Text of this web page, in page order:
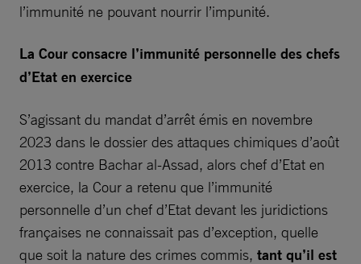
l’immunité ne pouvant nourrir l’impunité.
La Cour consacre l’immunité personnelle des chefs
d’Etat en exercice
S’agissant du mandat d’arrêt émis en novembre
2023 dans le dossier des attaques chimiques d’août
2013 contre Bachar al-Assad, alors chef d’Etat en
exercice, la Cour a retenu que l’immunité
personnelle d’un chef d’Etat devant les juridictions
françaises ne connaissait pas d’exception, quelle
que soit la nature des crimes commis, tant qu’il est